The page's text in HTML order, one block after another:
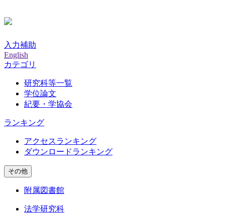
入力補助
English
カテゴリ
研究科等一覧
学位論文
紀要・学協会
ランキング
アクセスランキング
ダウンロードランキング
その他
附属図書館
法学研究科